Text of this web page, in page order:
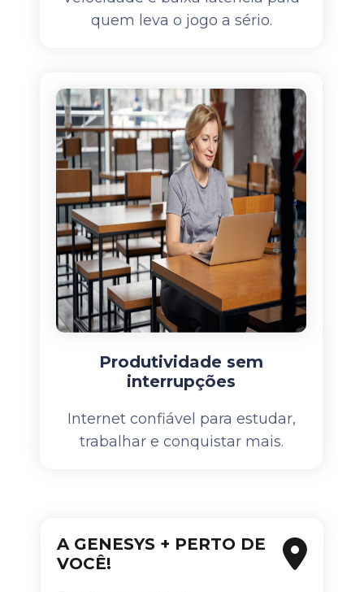
quem leva o jogo a sério.
Produtividade sem
interrupções
Internet confiável para estudar,
trabalhar e conquistar mais.
A GENESYS + PERTO DE
VOCÊ!